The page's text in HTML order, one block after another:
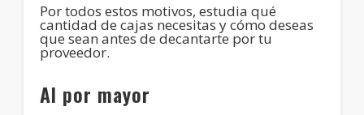
Por todos estos motivos, estudia qué
cantidad de cajas necesitas y cómo deseas
que sean antes de decantarte por tu
proveedor.
Al por mayor